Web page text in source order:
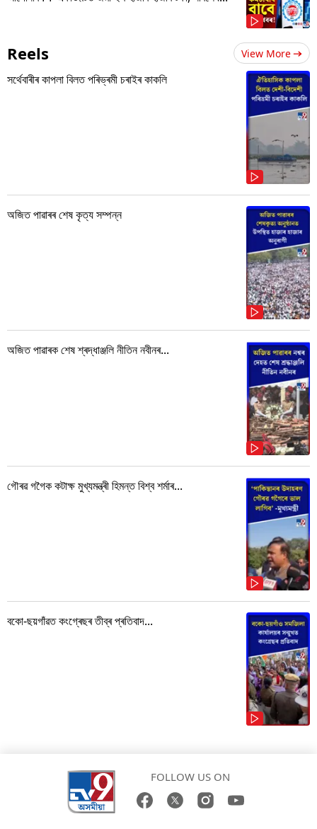
Reels View More
সৰ্থেবাৰীৰ কাপলা বিলত পৰিভ্ৰমী চৰাইৰ কাকলি
অজিত পাৱাৰৰ শেষ কৃত্য সম্পন্ন
অজিত পাৱাৰক শেষ শ্ৰদ্ধাঞ্জলি নীতিন নবীনৰ...
গৌৰৱ গগৈক কটাক্ষ মুখ্যমন্ত্ৰী হিমন্ত বিশ্ব শৰ্মাৰ...
বকো-ছয়গাঁৱত কংগ্ৰেছৰ তীব্ৰ প্ৰতিবাদ...
FOLLOW US ON